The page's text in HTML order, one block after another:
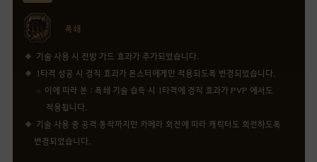
폭쇄
기술 사용 시 전방 가드 효과가 추가되었습니다.
1타격 성공 시 경직 효과가 몬스터에게만 적용되도록 변경되었습니다.
이에 따라 본 : 폭쇄 기술 습득 시 1타격에 경직 효과가 PVP 에서도
적용됩니다.
기술 사용 중 공격 동작까지만 카메라 회전에 따라 캐릭터도 회전하도록
변경되었습니다.